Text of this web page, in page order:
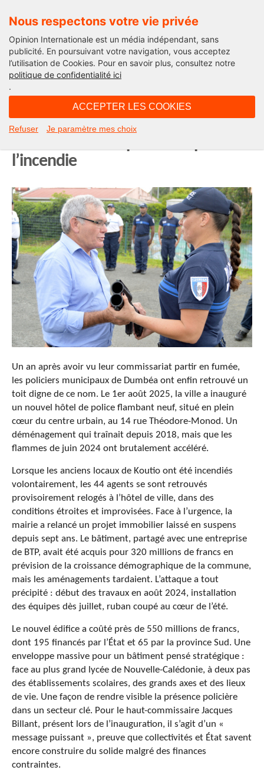
Nous respectons votre vie privée
Opinion Internationale est un média indépendant, sans
publicité. En poursuivant votre navigation, vous acceptez
l’utilisation de Cookies. Pour en savoir plus, consultez notre
politique de confidentialité ici
.
ACCEPTER LES COOKIES
Refuser Je paramètre mes choix
Opinion Outre-Mer
Nouvelle-Calédonie : Dumbéa
l’incendie
Un an après avoir vu leur commissariat partir en fumée,
les policiers municipaux de Dumbéa ont enfin retrouvé un
toit digne de ce nom. Le 1er août 2025, la ville a inauguré
un nouvel hôtel de police flambant neuf, situé en plein
cœur du centre urbain, au 14 rue Théodore-Monod. Un
déménagement qui traînait depuis 2018, mais que les
flammes de juin 2024 ont brutalement accéléré.
Lorsque les anciens locaux de Koutio ont été incendiés
volontairement, les 44 agents se sont retrouvés
provisoirement relogés à l’hôtel de ville, dans des
conditions étroites et improvisées. Face à l’urgence, la
mairie a relancé un projet immobilier laissé en suspens
depuis sept ans. Le bâtiment, partagé avec une entreprise
de BTP, avait été acquis pour 320 millions de francs en
prévision de la croissance démographique de la commune,
mais les aménagements tardaient. L’attaque a tout
précipité : début des travaux en août 2024, installation
des équipes dès juillet, ruban coupé au cœur de l’été.
Le nouvel édifice a coûté près de 550 millions de francs,
dont 195 financés par l’État et 65 par la province Sud. Une
enveloppe massive pour un bâtiment pensé stratégique :
face au plus grand lycée de Nouvelle-Calédonie, à deux pas
des établissements scolaires, des grands axes et des lieux
de vie. Une façon de rendre visible la présence policière
dans un secteur clé. Pour le haut-commissaire Jacques
Billant, présent lors de l’inauguration, il s’agit d’un «
message puissant », preuve que collectivités et État savent
encore construire du solide malgré des finances
contraintes.